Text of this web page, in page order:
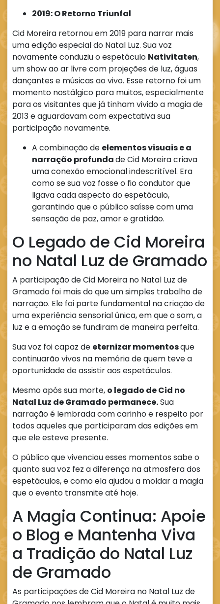
2019: O Retorno Triunfal
Cid Moreira retornou em 2019 para narrar mais
uma edição especial do Natal Luz. Sua voz
novamente conduziu o espetáculo Nativitaten,
um show ao ar livre com projeções de luz, águas
dançantes e músicas ao vivo. Esse retorno foi um
momento nostálgico para muitos, especialmente
para os visitantes que já tinham vivido a magia de
2013 e aguardavam com expectativa sua
participação novamente.
A combinação de elementos visuais e a
narração profundade Cid Moreira criava
uma conexão emocional indescritível. Era
como se sua voz fosse o fio condutor que
ligava cada aspecto do espetáculo,
garantindo que o público saísse com uma
sensação de paz, amor e gratidão.
O Legado de Cid Moreira
no Natal Luz de Gramado
A participação de Cid Moreira no Natal Luz de
Gramado foi mais do que um simples trabalho de
narração. Ele foi parte fundamental na criação de
uma experiência sensorial única, em que o som, a
luz e a emoção se fundiram de maneira perfeita.
Sua voz foi capaz de eternizar momentosque
continuarão vivos na memória de quem teve a
oportunidade de assistir aos espetáculos.
Mesmo após sua morte, o legado de Cid no
Natal Luz de Gramado permanece.Sua
narração é lembrada com carinho e respeito por
todos aqueles que participaram das edições em
que ele esteve presente.
O público que vivenciou esses momentos sabe o
quanto sua voz fez a diferença na atmosfera dos
espetáculos, e como ela ajudou a moldar a magia
que o evento transmite até hoje.
A Magia Continua: Apoie
o Blog e Mantenha Viva
a Tradição do Natal Luz
de Gramado
As participações de Cid Moreira no Natal Luz de